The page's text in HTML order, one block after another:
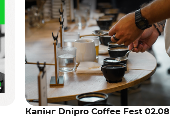
Капінг Dnipro Coffee Fest 02.08